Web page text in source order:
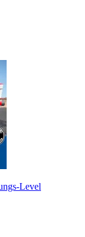
Level